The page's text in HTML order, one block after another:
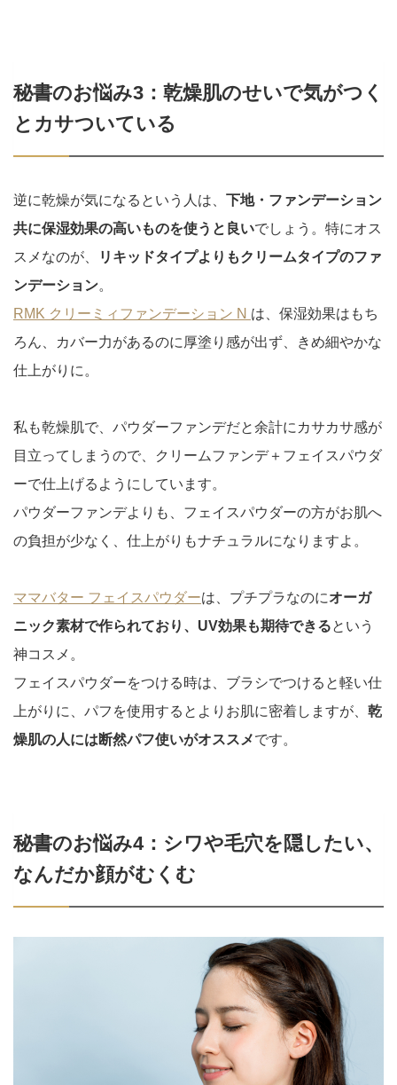
秘書のお悩み3：乾燥肌のせいで気がつく
とカサついている
逆に乾燥が気になるという人は、 下地・ファンデーション
共に保湿効果の高いものを使うと良いでしょう。特にオス
スメなのが、
リキッドタイプよりもクリームタイプのファ
ンデーション。
RMK クリーミィファンデーション N は、保湿効果はもち
ろん、カバー力があるのに厚塗り感が出ず、きめ細やかな
仕上がりに。
私も乾燥肌で、パウダーファンデだと余計にカサカサ感が
目立ってしまうので、クリームファンデ＋フェイスパウダ
ーで仕上げるようにしています。
パウダーファンデよりも、フェイスパウダーの方がお肌へ
の負担が少なく、仕上がりもナチュラルになりますよ。
ママバター フェイスパウダーは、プチプラなのにオーガ
ニック素材で作られており、UV効果も期待できるという
神コスメ。
フェイスパウダーをつける時は、ブラシでつけると軽い仕
上がりに、パフを使用するとよりお肌に密着しますが、 乾
燥肌の人には断然パフ使いがオススメです。
秘書のお悩み4：シワや毛穴を隠したい、
なんだか顔がむくむ